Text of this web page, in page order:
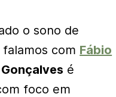
o sono de
com Fábio
Gonçalves é
foco em